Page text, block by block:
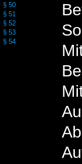
§ 50
§ 51
§ 52
§ 53
§ 54